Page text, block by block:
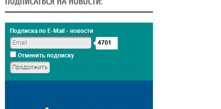
Подписка по E-Mail - новости
4701
Отменить подписку